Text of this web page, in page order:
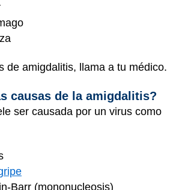
de amigdalitis, llama a tu médico.
causas de la amigdalitis?
ser causada por un virus como
Barr (mononucleosis)